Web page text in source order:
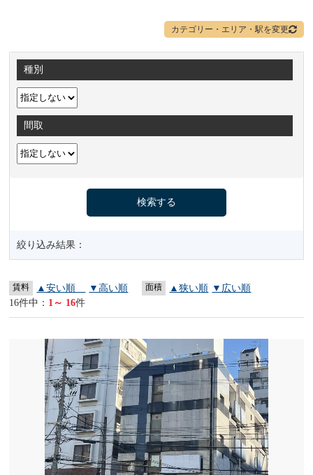
カテゴリー・エリア・駅を変更
種別
間取
絞り込み結果：
賃料 ▲安い順 ▼高い順 面積 ▲狭い順 ▼広い順
16件中： 1～ 16件